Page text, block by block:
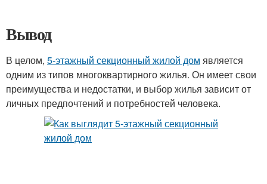
Вывод
В целом, 5-этажный секционный жилой дом является
одним из типов многоквартирного жилья. Он имеет свои
преимущества и недостатки, и выбор жилья зависит от
личных предпочтений и потребностей человека.